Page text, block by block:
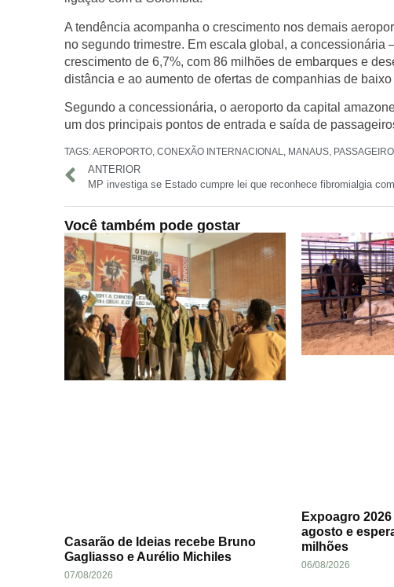
A tendência acompanha o crescimento nos demais
no segundo trimestre. Em escala global, a
crescimento de 6,7%, com 86 milhões de embarques e
distância e ao aumento de ofertas de companhias de
Segundo a concessionária, o aeroporto da capital
um dos principais pontos de entrada e saída de
TAGS:AEROPORTO, CONEXÃO INTERNACIONAL, MANAUS,
ANTERIOR
Você também pode gostar
Casarão de Ideias recebe Bruno
Gagliasso e Aurélio Michiles
07/08/2026
Expoagro
agosto e
milhões
06/08/2026